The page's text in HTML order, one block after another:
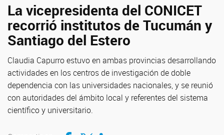
La vicepresidenta del CONICET
recorrió institutos de Tucumán y
Santiago del Estero
Claudia Capurro estuvo en ambas provincias desarrollando
actividades en los centros de investigación de doble
dependencia con las universidades nacionales, y se reunió
con autoridades del ámbito local y referentes del sistema
científico y universitario.